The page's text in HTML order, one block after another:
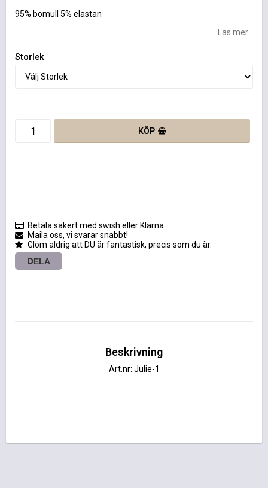
95% bomull 5% elastan
Läs mer...
Storlek
KÖP
Betala säkert med swish eller Klarna
Maila oss, vi svarar snabbt!
Glöm aldrig att DU är fantastisk, precis som du är.
DELA
Beskrivning
Art.nr: Julie-1